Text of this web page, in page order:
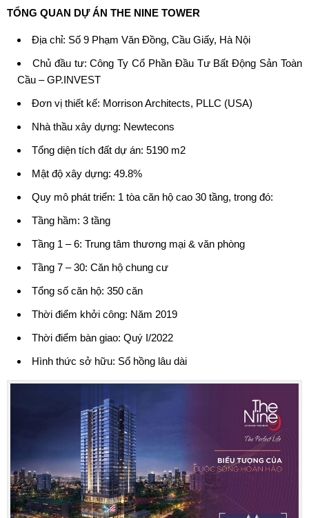
TỔNG QUAN DỰ ÁN THE NINE TOWER
Địa chỉ: Số 9 Phạm Văn Đồng, Cầu Giấy, Hà Nội
Chủ đầu tư: Công Ty Cổ Phần Đầu Tư Bất Động Sản Toàn
Cầu – GP.INVEST
Đơn vị thiết kế: Morrison Architects, PLLC (USA)
Nhà thầu xây dựng: Newtecons
Tổng diện tích đất dự án: 5190 m2
Mật độ xây dựng: 49.8%
Quy mô phát triển: 1 tòa căn hộ cao 30 tầng, trong đó:
Tầng hầm: 3 tầng
Tầng 1 – 6: Trung tâm thương mại & văn phòng
Tầng 7 – 30: Căn hộ chung cư
Tổng số căn hộ: 350 căn
Thời điểm khởi công: Năm 2019
Thời điểm bàn giao: Quý I/2022
Hình thức sở hữu: Sổ hồng lâu dài